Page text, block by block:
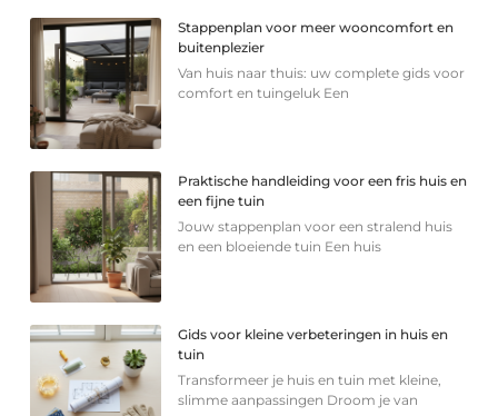
Stappenplan voor meer wooncomfort en
buitenplezier
Van huis naar thuis: uw complete gids voor
comfort en tuingeluk Een
Praktische handleiding voor een fris huis en
een fijne tuin
Jouw stappenplan voor een stralend huis
en een bloeiende tuin Een huis
Gids voor kleine verbeteringen in huis en
tuin
Transformeer je huis en tuin met kleine,
slimme aanpassingen Droom je van